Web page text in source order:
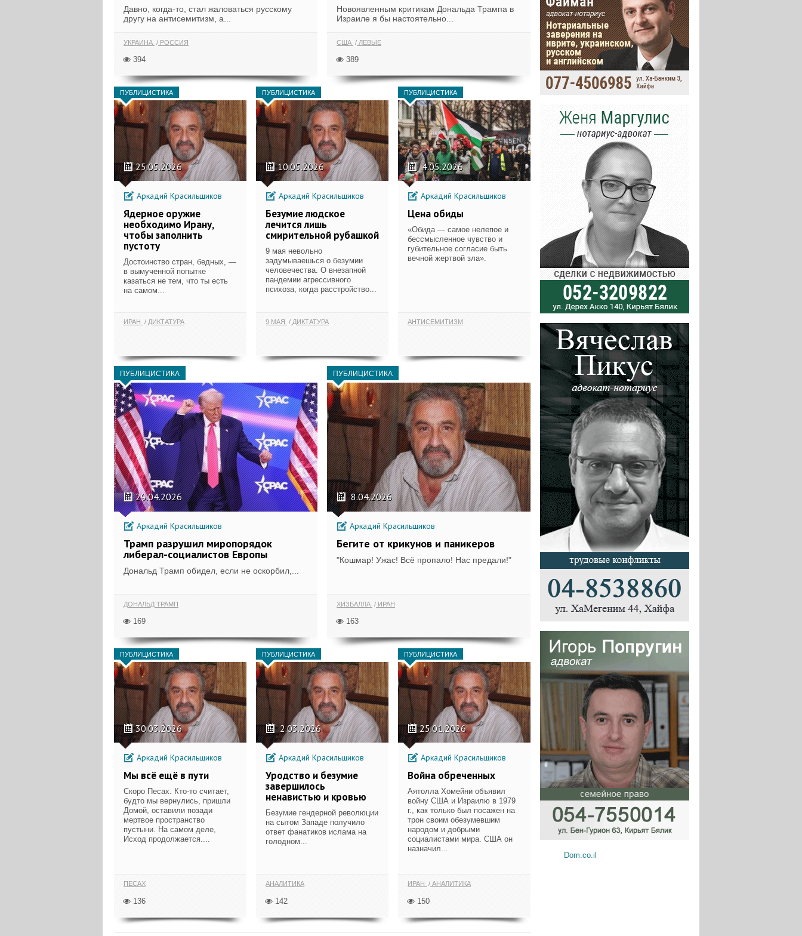
Давно, когда-то, стал жаловаться русскому
другу на антисемитизм, а...
УКРАИНА РОССИЯ
394
Новоявленным критикам Дональда Трампа в
Израиле я бы настоятельно...
США ЛЕВЫЕ
389
ПУБЛИЦИСТИКА
25.05.2026
Аркадий Красильщиков
Ядерное оружие
необходимо Ирану,
чтобы заполнить
пустоту
Достоинство стран, бедных, —
в вымученной попытке
казаться не тем, что ты есть
на самом...
ИРАН ДИКТАТУРА
ПУБЛИЦИСТИКА
10.05.2026
Аркадий Красильщиков
Безумие людское
лечится лишь
смирительной рубашкой
9 мая невольно
задумываешься о безумии
человечества. О внезапной
пандемии агрессивного
психоза, когда расстройство...
9 МАЯ ДИКТАТУРА
ПУБЛИЦИСТИКА
4.05.2026
Аркадий Красильщиков
Цена обиды
«Обида — самое нелепое и
бессмысленное чувство и
губительное согласие быть
вечной жертвой зла».
АНТИСЕМИТИЗМ
ПУБЛИЦИСТИКА
29.04.2026
Аркадий Красильщиков
Трамп разрушил миропорядок
либерал-социалистов Европы
Дональд Трамп обидел, если не оскорбил,...
ДОНАЛЬД ТРАМП
169
ПУБЛИЦИСТИКА
8.04.2026
Аркадий Красильщиков
Бегите от крикунов и паникеров
"Кошмар! Ужас! Всё пропало! Нас предали!"
ХИЗБАЛЛА ИРАН
163
ПУБЛИЦИСТИКА
30.03.2026
Аркадий Красильщиков
Мы всё ещё в пути
Скоро Песах. Кто-то считает,
будто мы вернулись, пришли
Домой, оставили позади
мертвое пространство
пустыни. На самом деле,
Исход продолжается....
ПЕСАХ
136
ПУБЛИЦИСТИКА
2.03.2026
Аркадий Красильщиков
Уродство и безумие
завершилось
ненавистью и кровью
Безумие гендерной революции
на сытом Западе получило
ответ фанатиков ислама на
голодном...
АНАЛИТИКА
142
ПУБЛИЦИСТИКА
25.01.2026
Аркадий Красильщиков
Война обреченных
Аятолла Хомейни объявил
войну США и Израилю в 1979
г., как только был посажен на
трон своим обезумевшим
народом и добрыми
социалистами мира. США он
назначил...
ИРАН АНАЛИТИКА
150
Dom.co.il